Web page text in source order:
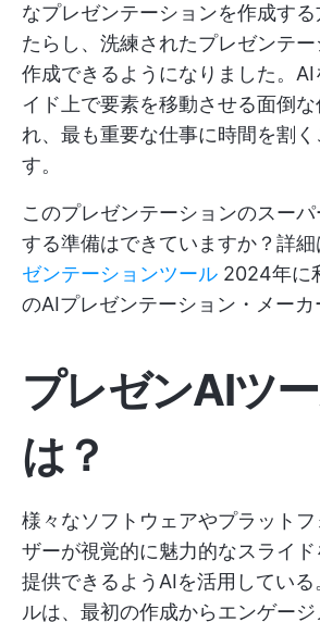
なプレゼンテーションを作成す
たらし、洗練されたプレゼンテ
作成できるようになりました。AI
イド上で要素を移動させる面倒
れ、最も重要な仕事に時間を割く
す。
このプレゼンテーションのスー
する準備はできていますか？詳細
ゼンテーションツール 2024年に
のAIプレゼンテーション・メーカ
プレゼンAIツ
は？
様々なソフトウェアやプラット
ザーが視覚的に魅力的なスライド
提供できるようAIを活用してい
ルは、最初の作成からエンゲー